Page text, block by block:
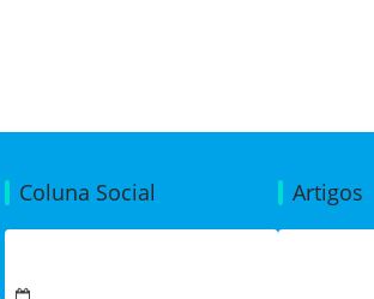
Coluna Social Artigos